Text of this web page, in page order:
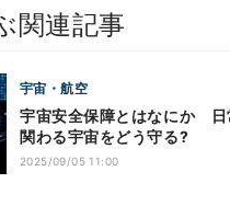
関連記事
宇宙・航空
宇宙安全保障とはなにか 日
関わる宇宙をどう守る?
2025/09/05 11:00